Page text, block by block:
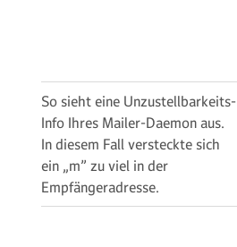
So sieht eine Unzustellbarkeits-
Info Ihres Mailer-Daemon aus.
In diesem Fall versteckte sich
ein „m” zu viel in der
Empfängeradresse.